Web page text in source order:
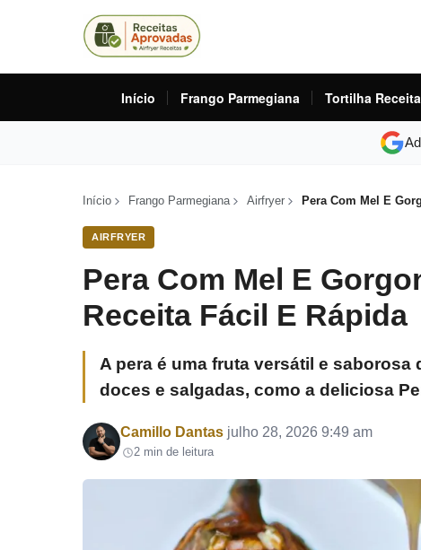
Início Frango Parmegiana Tortilha Receita
Início Frango Parmegiana Airfryer Pera Com Mel E
AIRFRYER
Pera Com Mel E
Receita Fácil E Rápida
A pera é uma fruta versátil e
doces e salgadas, como a deliciosa
Por
Camillo Dantas julho 28, 2026 9:49 am
2 min de leitura